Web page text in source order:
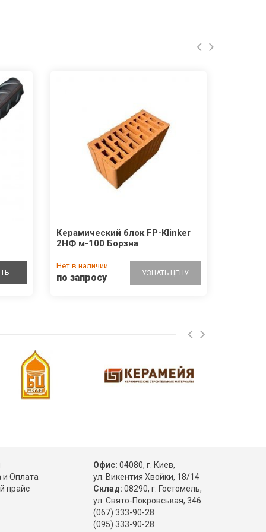
Керамический блок FP-Klinker
2НФ м-100 Борзна
Нет в наличии
по запросу УЗНАТЬ ЦЕНУ
и Оплата
прайс
Офис: 04080, г. Киев,
ул. Викентия Хвойки, 18/14
Склад: 08290, г. Гостомель,
ул. Свято-Покровськая, 346
(067) 333-90-28
(095) 333-90-28